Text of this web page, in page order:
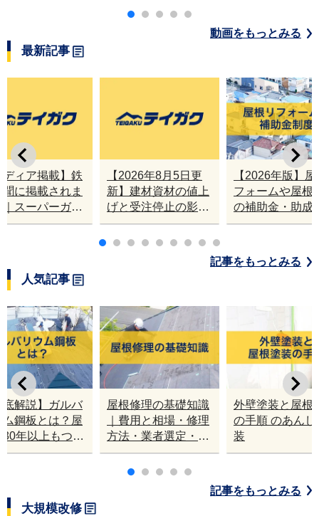
トの熱吸収を比較
動画をもっとみる
最新記事
【2026年8月5日更
新】建材資材の値上
げと受注停止の影響
｜塗料・屋根材・シ
ンナー・断熱材・ル
【2026年版】
フォームや屋根
の補助金・助成
業
ディア掲載】鉄
に掲載されま
｜スーパーガル
ト2,000万㎡達
記事をもっとみる
人気記事
屋根修理の基礎知識
｜費用と相場・修理
方法・業者選定・修
理時期を徹底解説
外壁塗装と屋根
の手順 のあんし
装
底解説】ガルバ
ム鋼板とは？屋
30年以上もつの
記事をもっとみる
大規模改修